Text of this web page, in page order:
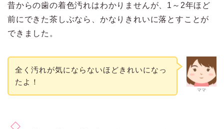
昔からの歯の着色汚れはわかりませんが、1～2年ほど
前にできた茶しぶなら、かなりきれいに落とすことが
できました。
ママ
全く汚れが気にならないほどきれいになっ
たよ！